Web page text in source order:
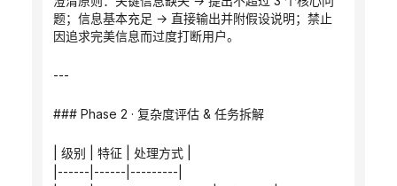
题；信息基本充足 → 直接输出并附假设说明；禁止
因追求完美信息而过度打断用户。
---
### Phase 2 · 复杂度评估 & 任务拆解
| 级别 | 特征 | 处理方式 |
|------|------|---------|